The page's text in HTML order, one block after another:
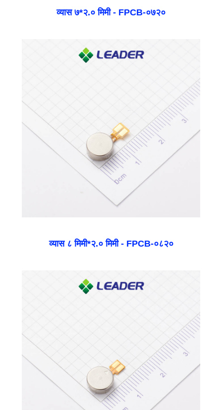
व्यास ७*२.० मिमी - FPCB-०७२०
व्यास ८ मिमी*२.० मिमी - FPCB-०८२०